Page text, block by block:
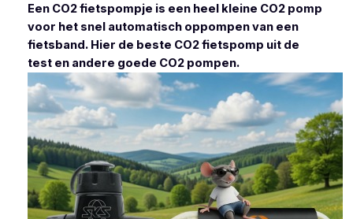
Een CO2 fietspompje is een heel kleine CO2 pomp
voor het snel automatisch oppompen van een
fietsband. Hier de beste CO2 fietspomp uit de
test en andere goede CO2 pompen.